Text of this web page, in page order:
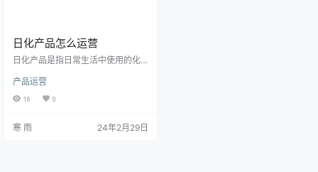
日化产品怎么运营
日化产品是指日常生活中使用的化
各种消费品，它们在人们的日常生
活中扮演着重要的角色。如何有效
经销商关注的焦点。下面将从市场
产品运营
18 0
寒 雨 24年2月29日